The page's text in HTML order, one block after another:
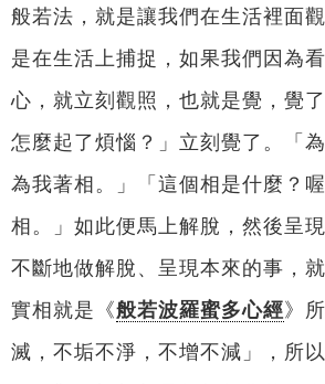
般若法，就是讓我們在生活裡面
是在生活上捕捉，如果我們因為
心，就立刻觀照，也就是覺，覺
怎麼起了煩惱？」立刻覺了。「
為我著相。」「這個相是什麼？
相。」如此便馬上解脫，然後呈
不斷地做解脫、呈現本來的事，
實相就是《般若波羅蜜多心經》
滅，不垢不淨，不增不減」，所